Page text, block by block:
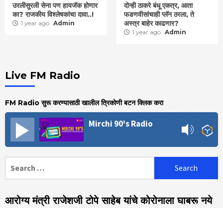
उरलीसुरली सेना पण हायजॅक होणार
का? राजकीय विश्लेषकांचा दावा..!
1 year ago Admin
दोन्ही ठाकरे बंधू एकत्र, आता
फडणवीसांचाही प्लॅन ठरला, ते
अस्त्र बाहेर काढणार?
1 year ago Admin
Live FM Radio
FM Radio सुरू करण्यासाठी खालील त्रिकोणी बटन क्लिक करा
Mirchi 90's Radio
for:
आरोग्य मंत्री राजेशजी टोपे साहेब यांचे कोरोनाला घाबरू नये